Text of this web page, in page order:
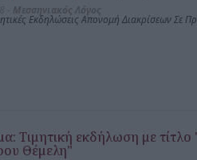
Εκδηλώσεις Απονομή Διακρίσεων Σε
Τιμητική εκδήλωση με
Θέμελη"